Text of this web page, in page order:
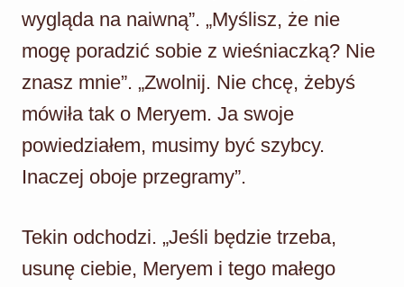
wygląda na naiwną”. „Myślisz, że nie
mogę poradzić sobie z wieśniaczką? Nie
znasz mnie”. „Zwolnij. Nie chcę, żebyś
mówiła tak o Meryem. Ja swoje
powiedziałem, musimy być szybcy.
Inaczej oboje przegramy”.
Tekin odchodzi. „Jeśli będzie trzeba,
usunę ciebie, Meryem i tego małego